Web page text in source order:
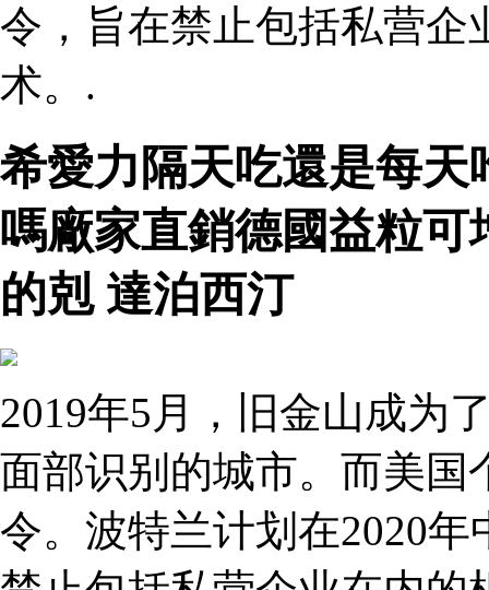
令，旨在禁止包括私营企
术。.
希愛力隔天吃還是每
嗎廠家直銷德國益粒
的剋 達泊西汀
2019年5月，旧金山成为
面部识别的城市。而美国
令。波特兰计划在2020